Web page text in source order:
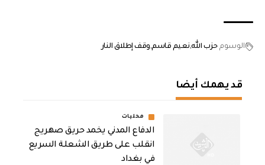
الوسوم حزب الله نعيم قاسم وقف إطلاق النار
قد يهمك أيضا
محليات
الدفاع المدني يخمد حريق صهريج
انقلب على طريق الشعلة السريع
في بغداد